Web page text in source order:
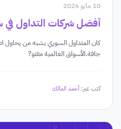
10 مايو 2026
أفضل شركات التداول في
كان المتداول السوري يشبه من يحاول
جافة.الأسواق العالمية مفتو?
كتب عبر: أحمد المالك